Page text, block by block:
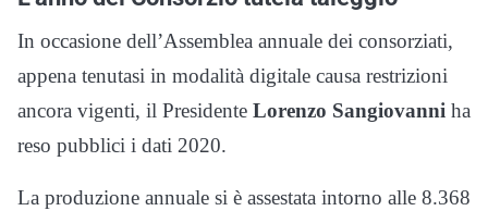
In occasione dell’Assemblea annuale dei consorziati,
appena tenutasi in modalità digitale causa restrizioni
ancora vigenti, il Presidente Lorenzo Sangiovanni ha
reso pubblici i dati 2020.
La produzione annuale si è assestata intorno alle 8.368